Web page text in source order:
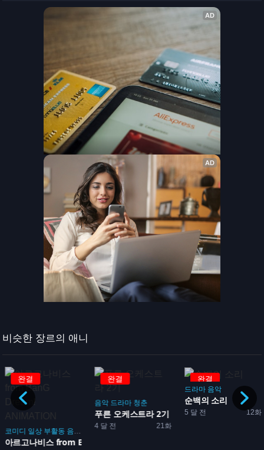
비슷한 장르의 애니
완결
코미디 일상 부활동 음악 아이돌
아르고나비스 from Ban...
완결
음악 드라마 청춘
4 달 전 21화
푸른 오케스트라 2기
완결
드라마 음악
5 달 전 12화
순백의 소리